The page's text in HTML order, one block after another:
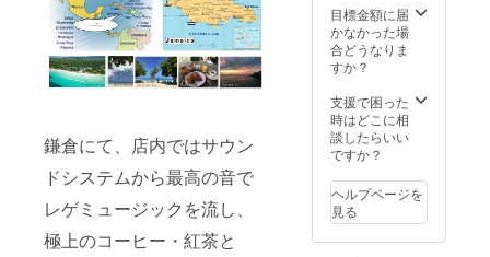
鎌倉にて、店内ではサウン
ドシステムから最高の音で
レゲミュージックを流し、
極上のコーヒー・紅茶と
ト活動
や結婚
式のお
人的な
もので
も構い
ませ
(添付の
データ
なども
私が制
しま
す。 ※
一杯一
リップ
でお淹
れいた
します
提供で
きる順
番に時
間差が
you
letterを
お送り
Jamaic
aへ旅行
ご希望
の方へ
シャル
サポー
ト ★旅
行中の
目標金額に届
かなかった場
合どうなりま
すか？
支援で困った
時はどこに相
談したらいい
ですか？
ヘルプページを
見る